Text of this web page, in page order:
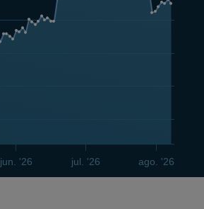
jun. '26 jul. '26 ago. '26